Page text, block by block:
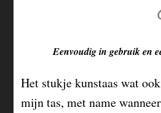
Eenvoudig in gebruik en
Het stukje kunstaas wat
mijn tas, met name